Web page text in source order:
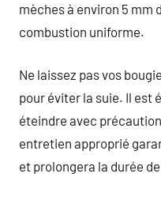
mèches à environ 5 mm
combustion uniforme.
Ne laissez pas vos
pour éviter la suie. Il est
éteindre avec
entretien approprié
et prolongera la durée